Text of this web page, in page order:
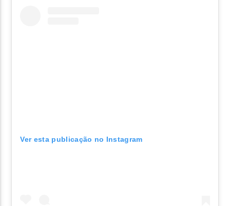
Ver esta publicação no Instagram